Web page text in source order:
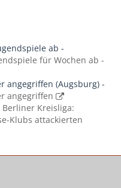
ab -
für Wochen ab -
angegriffen (Augsburg) -
angegriffen
Berliner Kreisliga:
Klubs attackierten